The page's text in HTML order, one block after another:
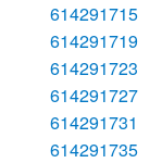
614291715
614291719
614291723
614291727
614291731
614291735